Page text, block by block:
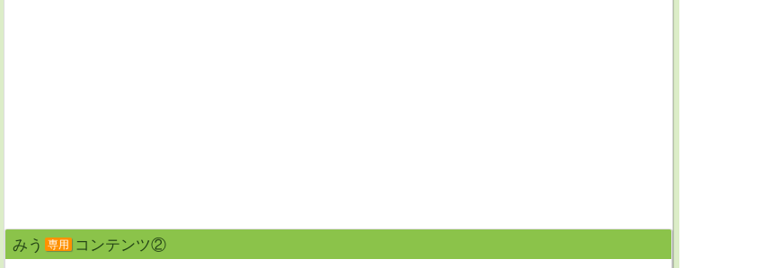
みう 専用 コンテンツ②